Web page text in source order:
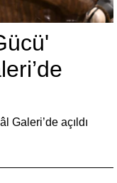
Galeri’de açıldı